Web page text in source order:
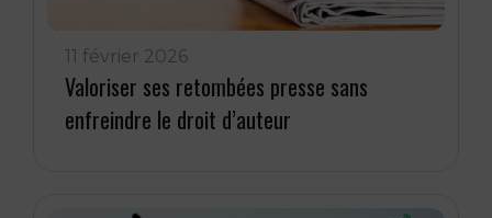
11 février 2026
Valoriser ses retombées presse sans
enfreindre le droit d’auteur